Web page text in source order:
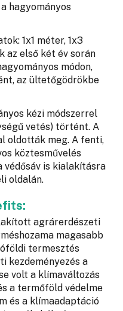
hagyományos
1x1 méter, 1x3
az első két év során
módon,
az ültetőgödrökbe
kézi módszerrel
vetés) történt. A
oldották meg. A fenti,
köztesművelés
is kialakításra
oldalán.
agrárerdészeti
magasabb
termesztés
kezdeményezés a
volt a klímaváltozás
a termőföld védelme
és a klímaadaptáció